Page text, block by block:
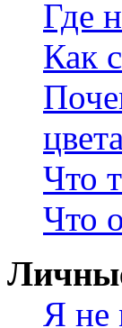
Где
Как
Что
Что
Я не